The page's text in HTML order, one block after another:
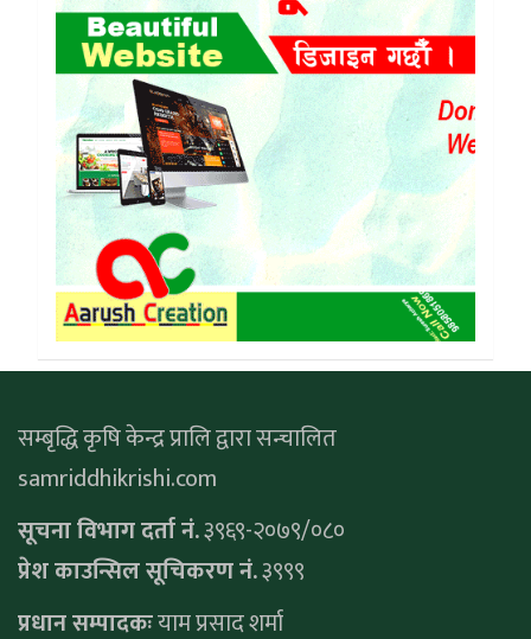
सम्बृद्धि कृषि केन्द्र प्रालि द्वारा सन्चालित
samriddhikrishi.com
सूचना विभाग दर्ता नं.३९६९-२०७९/०८०
प्रेश काउन्सिल सूचिकरण नं.३९९९
प्रधान सम्पादकःयाम प्रसाद शर्मा